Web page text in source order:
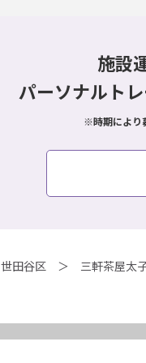
施設
パーソナルト
※時期により
世田谷区 三軒茶屋太